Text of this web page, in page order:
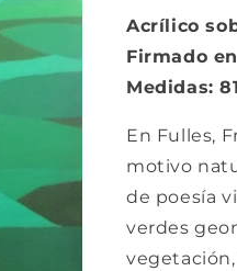
Acrílico
Firmado
Medidas:
En Fulles,
motivo
de poesía
verdes